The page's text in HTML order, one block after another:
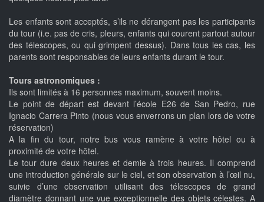
Les enfants sont acceptés, s’ils ne dérangent pas les participants
du tour (i.e. pas de cris, pleurs, enfants qui courent partout autour
des télescopes, ou qui grimpent dessus). Dans tous les cas, les
parents sont responsables de leurs enfants durant le tour.
Tours astronomiques :
Ils sont limités à 16 personnes maximum, souvent moins.
Le point de départ est devant l’école E26 de San Pedro, rue
Ignacio Carrera Pinto (nous vous enverrons un plan lors de votre
réservation)
A la fin du tour, notre bus vous ramène à votre hôtel ou à
proximité de votre hôtel.
Le tour dure deux heures et demie à trois heures. Il comprend
une introduction générale sur le ciel, et son observation à l’œil nu,
suivie d’une observation utilisant des télescopes de grand
diamètre donnant une vue exceptionnelle des objets célestes. A